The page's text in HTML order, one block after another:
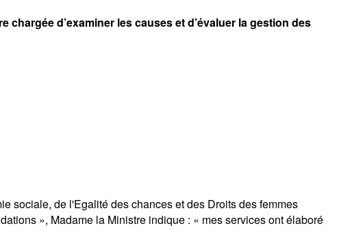
d’examiner les causes et d’évaluer la gestion des
sociale, de l'Egalité des chances et des Droits des femmes
», Madame la Ministre indique : « mes services ont élaboré